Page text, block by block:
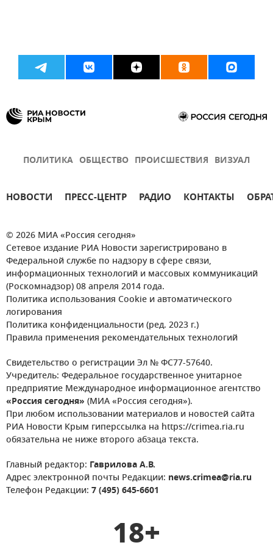
ПОЛИТИКА ОБЩЕСТВО ПРОИСШЕСТВИЯ ВИЗУАЛ
НОВОСТИ ПРЕСС-ЦЕНТР РАДИО КОНТАКТЫ
© 2026 МИА «Россия сегодня»
Сетевое издание РИА Новости зарегистрировано в
Федеральной службе по надзору в сфере связи,
информационных технологий и массовых коммуникаций
(Роскомнадзор) 08 апреля 2014 года.
Политика использования Cookie и автоматического
логирования
Политика конфиденциальности (ред. 2023 г.)
Правила применения рекомендательных технологий
Свидетельство о регистрации Эл № ФС77-57640.
Учредитель: Федеральное государственное унитарное
предприятие Международное информационное агентство
«Россия сегодня» (МИА «Россия сегодня»).
При любом использовании материалов и новостей сайта
РИА Новости Крым гиперссылка на https://crimea.ria.ru
обязательна не ниже второго абзаца текста.
Главный редактор: Гаврилова А.В.
Адрес электронной почты Редакции: news.crimea@ria.ru
Телефон Редакции: 7 (495) 645-6601
18+